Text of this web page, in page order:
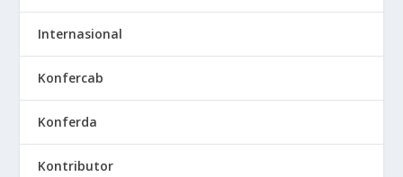
Internasional
Konfercab
Konferda
Kontributor